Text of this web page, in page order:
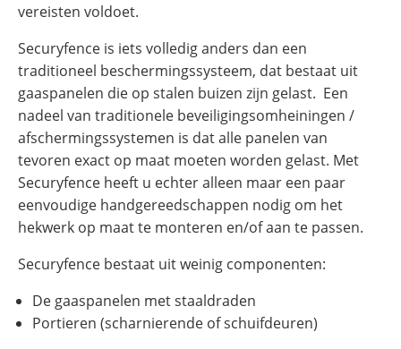
vereisten voldoet.
Securyfence is iets volledig anders dan een
traditioneel beschermingssysteem, dat bestaat uit
gaaspanelen die op stalen buizen zijn gelast. Een
nadeel van traditionele beveiligingsomheiningen /
afschermingssystemen is dat alle panelen van
tevoren exact op maat moeten worden gelast. Met
Securyfence heeft u echter alleen maar een paar
eenvoudige handgereedschappen nodig om het
hekwerk op maat te monteren en/of aan te passen.
Securyfence bestaat uit weinig componenten:
De gaaspanelen met staaldraden
Portieren (scharnierende of schuifdeuren)